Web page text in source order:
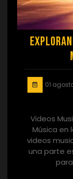
01
Videos
Música en
videos
una parte